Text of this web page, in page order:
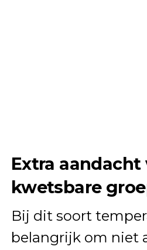
Extra aandacht
kwetsbare
Bij dit soort
belangrijk om niet